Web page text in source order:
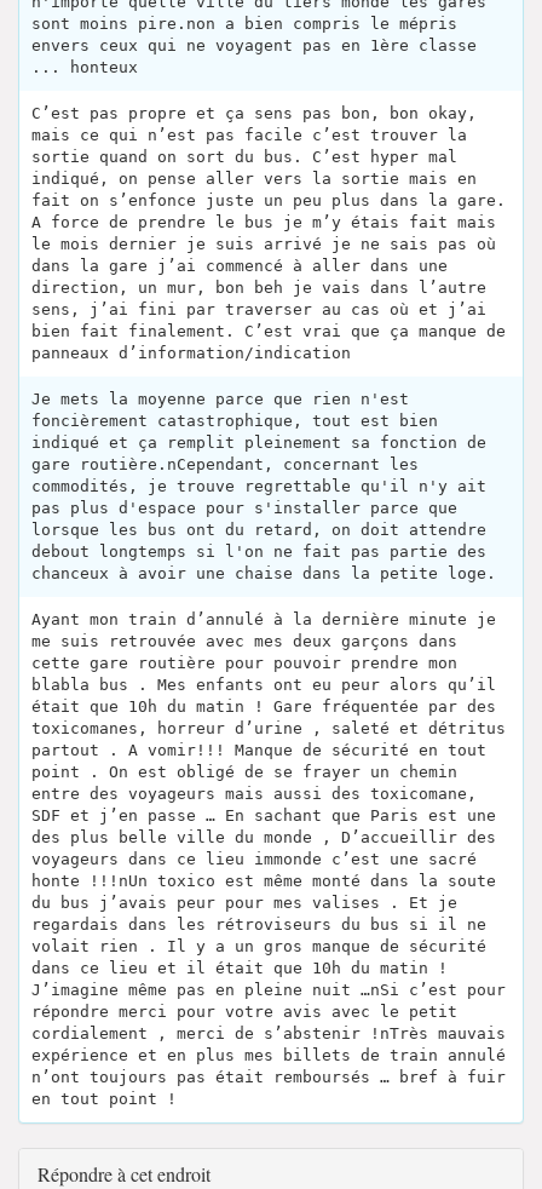
sont moins pire.non a bien compris le mépris
envers ceux qui ne voyagent pas en 1ère classe
... honteux
C’est pas propre et ça sens pas bon, bon okay,
mais ce qui n’est pas facile c’est trouver la
sortie quand on sort du bus. C’est hyper mal
indiqué, on pense aller vers la sortie mais en
fait on s’enfonce juste un peu plus dans la gare.
A force de prendre le bus je m’y étais fait mais
le mois dernier je suis arrivé je ne sais pas où
dans la gare j’ai commencé à aller dans une
direction, un mur, bon beh je vais dans l’autre
sens, j’ai fini par traverser au cas où et j’ai
bien fait finalement. C’est vrai que ça manque de
panneaux d’information/indication
Je mets la moyenne parce que rien n'est
foncièrement catastrophique, tout est bien
indiqué et ça remplit pleinement sa fonction de
gare routière.nCependant, concernant les
commodités, je trouve regrettable qu'il n'y ait
pas plus d'espace pour s'installer parce que
lorsque les bus ont du retard, on doit attendre
debout longtemps si l'on ne fait pas partie des
chanceux à avoir une chaise dans la petite loge.
Ayant mon train d’annulé à la dernière minute je
me suis retrouvée avec mes deux garçons dans
cette gare routière pour pouvoir prendre mon
blabla bus . Mes enfants ont eu peur alors qu’il
était que 10h du matin ! Gare fréquentée par des
toxicomanes, horreur d’urine , saleté et détritus
partout . A vomir!!! Manque de sécurité en tout
point . On est obligé de se frayer un chemin
entre des voyageurs mais aussi des toxicomane,
SDF et j’en passe … En sachant que Paris est une
des plus belle ville du monde , D’accueillir des
voyageurs dans ce lieu immonde c’est une sacré
honte !!!nUn toxico est même monté dans la soute
du bus j’avais peur pour mes valises . Et je
regardais dans les rétroviseurs du bus si il ne
volait rien . Il y a un gros manque de sécurité
dans ce lieu et il était que 10h du matin !
J’imagine même pas en pleine nuit …nSi c’est pour
répondre merci pour votre avis avec le petit
cordialement , merci de s’abstenir !nTrès mauvais
expérience et en plus mes billets de train annulé
n’ont toujours pas était remboursés … bref à fuir
en tout point !
Répondre à cet endroit